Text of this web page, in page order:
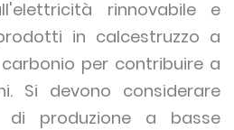
rinnovabile e
in calcestruzzo a
per contribuire a
Si devono considerare
produzione a basse